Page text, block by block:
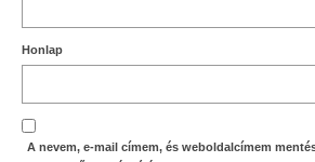
Honlap
A nevem, e-mail címem, és weboldalcímem